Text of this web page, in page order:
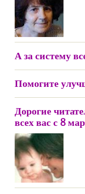
А за систему
Помогите
Дорогие
всех вас с 8